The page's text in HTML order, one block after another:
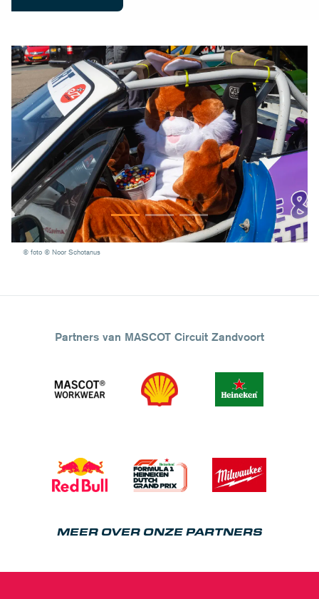
© foto © Noor Schotanus
Partners van MASCOT Circuit Zandvoort
MEER OVER ONZE PARTNERS